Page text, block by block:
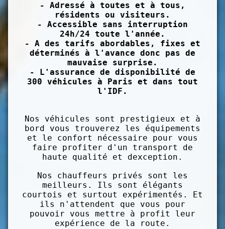
- Adressé à toutes et à tous,
résidents ou visiteurs.
- Accessible sans interruption
24h/24 toute l'année.
- A des tarifs abordables, fixes et
déterminés à l'avance donc pas de
mauvaise surprise.
- L'assurance de disponibilité de
300 véhicules à Paris et dans tout
l'IDF.
Nos véhicules sont prestigieux et à
bord vous trouverez les équipements
et le confort nécessaire pour vous
faire profiter d'un transport de
haute qualité et dexception.
Nos chauffeurs privés sont les
meilleurs. Ils sont élégants
courtois et surtout expérimentés. Et
ils n'attendent que vous pour
pouvoir vous mettre à profit leur
expérience de la route.